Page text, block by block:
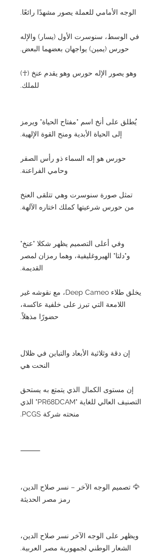
الوجه الأمامي للعملة يصور مشهدًا رائعًا.
في الوسط، سنوسرت الأول (يسار) والإله
حورس (يمين) يواجهان بعضهما البعض.
وهو يصور الإله حورس وهو يقدم عنخ (☥)
للملك.
يُطلق على أنخ اسم "مفتاح الحياة" ويرمز
إلى الحياة الأبدية ومنح القوة الإلهية.
حورس هو إله السماء ذو رأس الصقر
وحامي الفراعنة.
تمثل صورة سنوسرت وهي تتلقى العنخ
من حورس شرعيتها كملك اختاره الآلهة.
وفي أعلى التصميم يظهر شكلا "عنخ"
و"دلتا" الهيروغليفية، وهما رمزان لمصر
القديمة.
يخلق طلاء Deep Cameo، مع نقوشه غير
اللامعة التي تبرز على خلفية عاكسة،
حضورًا مذهلاً.
إن دقة وثلاثية الأبعاد والتباين في ظلال
النحت هي
إن مستوى الكمال الذي يتمتع به يستحق
التصنيف العالي للغاية "PR68DCAM" الذي
منحته شركة PCGS.
⸻
🦅 تصميم الوجه الآخر – نسر صلاح الدين،
رمز مصر الحديثة
ويظهر على الوجه الآخر نسر صلاح الدين،
الشعار الوطني لجمهورية مصر العربية.